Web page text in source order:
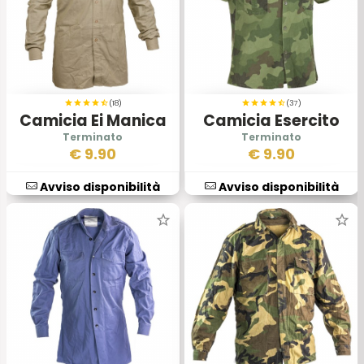
(18)
Camicia Ei Manica
Lunga 1990
€ 9.90
Avviso disponibilità
(37)
Camicia Esercito
Serbo
€ 9.90
Avviso disponibilità